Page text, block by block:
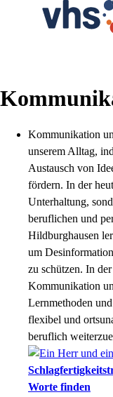
Kommunikation
unserem Alltag,
Austausch von
fördern. In der
Unterhaltung,
beruflichen und
Hildburghausen
um
zu schützen. In
Kommunikation
Lernmethoden
flexibel und
beruflich
Worte finden